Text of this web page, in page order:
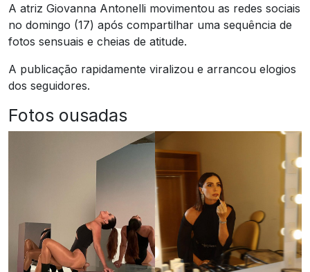
A atriz Giovanna Antonelli movimentou as redes sociais
no domingo (17) após compartilhar uma sequência de
fotos sensuais e cheias de atitude.
A publicação rapidamente viralizou e arrancou elogios
dos seguidores.
Fotos ousadas